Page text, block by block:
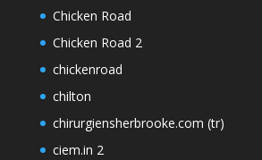
Chicken Road
Chicken Road 2
chickenroad
chilton
chirurgiensherbrooke.com (tr)
ciem.in 2